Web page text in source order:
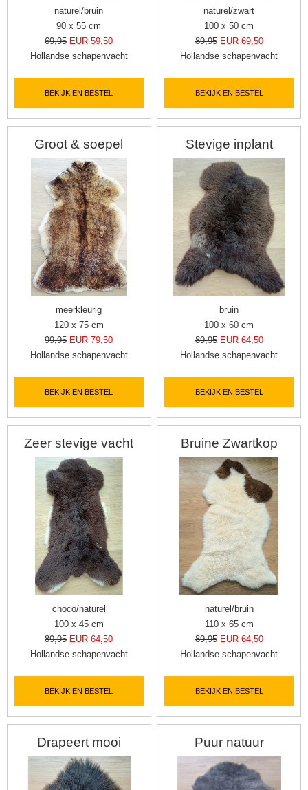
naturel/bruin
90 x 55 cm
69,95 EUR 59,50
Hollandse schapenvacht
BEKIJK EN BESTEL
naturel/zwart
100 x 50 cm
89,95 EUR 69,50
Hollandse schapenvacht
BEKIJK EN BESTEL
Groot & soepel
meerkleurig
120 x 75 cm
99,95 EUR 79,50
Hollandse schapenvacht
BEKIJK EN BESTEL
Stevige inplant
bruin
100 x 60 cm
89,95 EUR 64,50
Hollandse schapenvacht
BEKIJK EN BESTEL
Zeer stevige vacht
choco/naturel
100 x 45 cm
89,95 EUR 64,50
Hollandse schapenvacht
BEKIJK EN BESTEL
Bruine Zwartkop
naturel/bruin
110 x 65 cm
89,95 EUR 64,50
Hollandse schapenvacht
BEKIJK EN BESTEL
Drapeert mooi Puur natuur